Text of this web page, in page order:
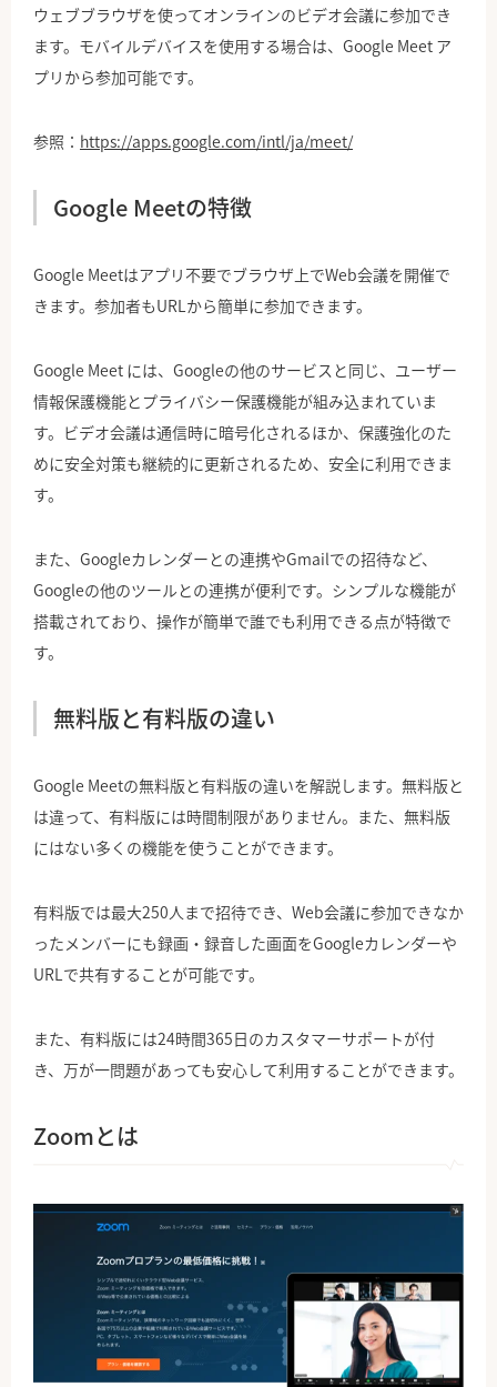
ウェブブラウザを使ってオンラインのビデオ会議に参加でき
ます。モバイルデバイスを使用する場合は、Google Meet ア
プリから参加可能です。
参照： https://apps.google.com/intl/ja/meet/
Google Meetの特徴
Google Meetはアプリ不要でブラウザ上でWeb会議を開催で
きます。参加者もURLから簡単に参加できます。
Google Meet には、Googleの他のサービスと同じ、ユーザー
情報保護機能とプライバシー保護機能が組み込まれていま
す。ビデオ会議は通信時に暗号化されるほか、保護強化のた
めに安全対策も継続的に更新されるため、安全に利用できま
す。
また、Googleカレンダーとの連携やGmailでの招待など、
Googleの他のツールとの連携が便利です。シンプルな機能が
搭載されており、操作が簡単で誰でも利用できる点が特徴で
す。
無料版と有料版の違い
Google Meetの無料版と有料版の違いを解説します。無料版と
は違って、有料版には時間制限がありません。また、無料版
にはない多くの機能を使うことができます。
有料版では最大250人まで招待でき、Web会議に参加できなか
ったメンバーにも録画・録音した画面をGoogleカレンダーや
URLで共有することが可能です。
また、有料版には24時間365日のカスタマーサポートが付
き、万が一問題があっても安心して利用することができます。
Zoomとは